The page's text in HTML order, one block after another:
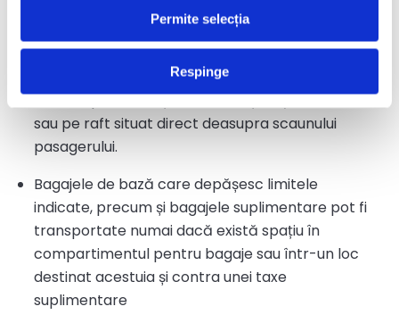
Permite selecția
Respinge
până la 5 kg și 2 bagaje de bază cu o greutate
totală care nu depășește 75 kg.
Bagajul de mână ar trebui să aibă dimensiuni
care să permită așezarea cu ușurință sub scaun
sau pe raft situat direct deasupra scaunului
pasagerului.
Bagajele de bază care depășesc limitele
indicate, precum și bagajele suplimentare pot fi
transportate numai dacă există spațiu în
compartimentul pentru bagaje sau într-un loc
destinat acestuia și contra unei taxe
suplimentare